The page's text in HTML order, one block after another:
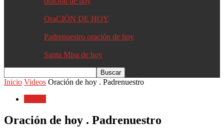
OraCIÓN DE HOY
Padrenuestro oración de hoy
Santa Misa de hoy
Inicio Videos Oración de hoy . Padrenuestro
Oración de hoy . Padrenuestro